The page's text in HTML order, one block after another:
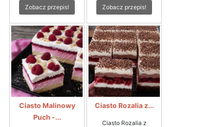
Zobacz przepis! Zobacz przepis!
Ciasto Malinowy
Puch -...
Ciasto Rozalia z...
Ciasto Rozalia z